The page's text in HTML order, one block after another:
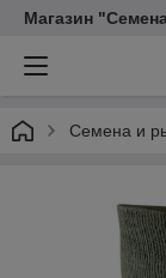
Магазин
Семена и